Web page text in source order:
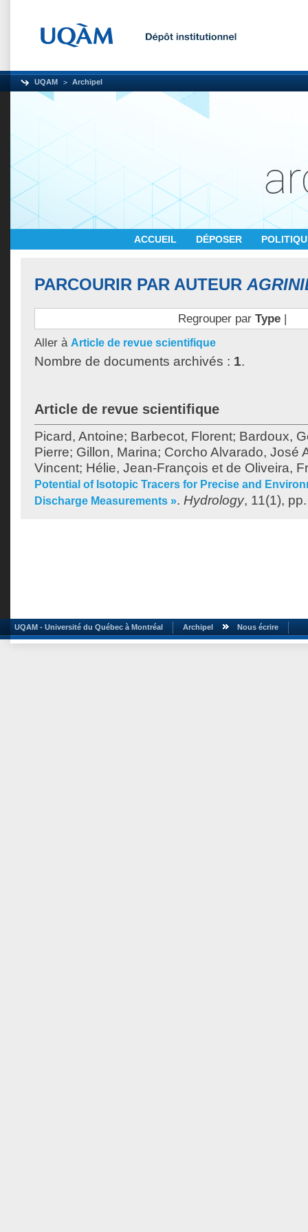
UQAM Archipel
ACCUEIL DÉPOSER
PARCOURIR PAR AUTEUR
Regrouper par Type|
Aller à Article de revue scientifique
Nombre de documents archivés : 1.
Article de revue scientifique
Picard, Antoine; Barbecot, Florent; Bardoux,
Pierre; Gillon, Marina; Corcho Alvarado, José
Vincent; Hélie, Jean-François et de Oliveira,
Potential of Isotopic Tracers for Precise and
Discharge Measurements ». Hydrology, 11(1),
UQAM - Université du Québec à Montréal Archipel Nous écrire